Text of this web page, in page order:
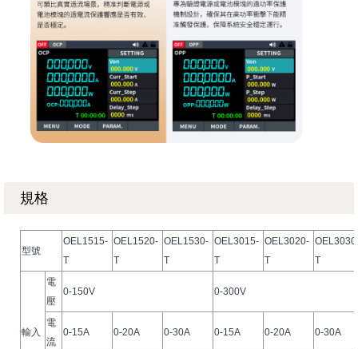
規格
型號
OEL1515-
T
OEL1520-
T
OEL1530-
T
OEL3015-
T
OEL3020-
T
T
輸入
電
壓
0-150V 0-300V
電
流
0-15A 0-20A 0-30A 0-15A 0-20A 0-30A